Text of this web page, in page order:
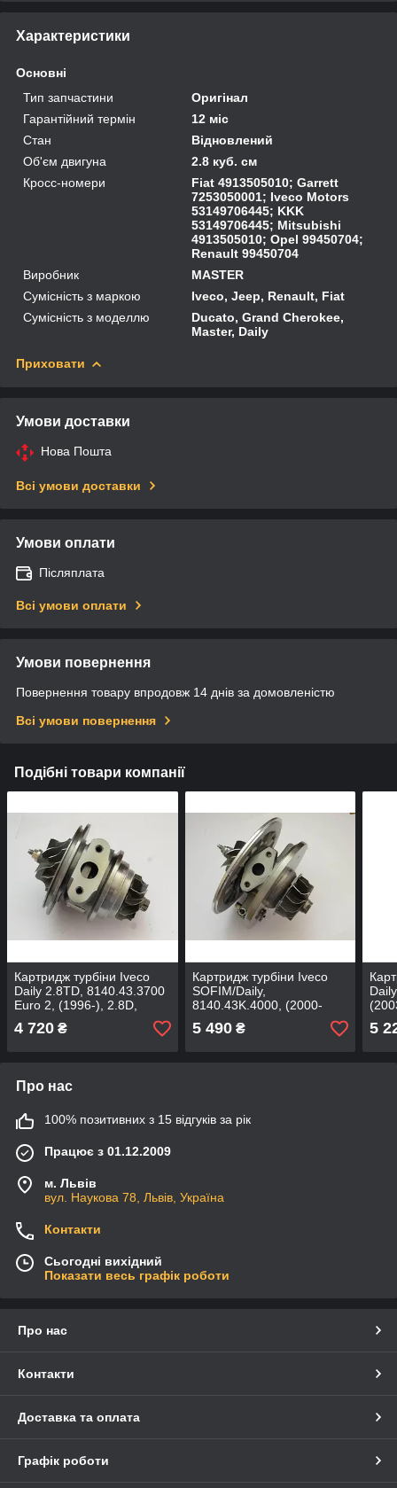
Характеристики
Основні
Тип запчастини
Оригінал
Гарантійний термін
12 міс
Стан
Відновлений
Об'єм двигуна
2.8 куб. см
Кросс-номери
Fiat 4913505010; Garrett
7253050001; Iveco Motors
53149706445; KKK
53149706445; Mitsubishi
4913505010; Opel 99450704;
Renault 99450704
Виробник
MASTER
Сумісність з маркою
Iveco, Jeep, Renault, Fiat
Сумісність з моделлю
Ducato, Grand Cherokee,
Master, Daily
Приховати
Умови доставки
Нова Пошта
Всі умови доставки
Умови оплати
Післяплата
Всі умови оплати
Умови повернення
Повернення товару впродовж 14 днів за домовленістю
Всі умови повернення
Подібні товари компанії
Картридж турбіни Iveco
Daily 2.8TD, 8140.43.3700
Euro 2, (1996-), 2.8D,
90/12249135-05010
4 720 ₴
Картридж турбіни Iveco
SOFIM/Daily,
8140.43K.4000, (2000-
2004), 2.8D 103/140
751758-0001
5 490₴ 5
Про нас
100% позитивних з 15 відгуків за рік
Працює з 01.12.2009
м. Львів
вул. Наукова 78, Львів, Україна
Контакти
Сьогодні вихідний
Показати весь графік роботи
Про нас
Контакти
Доставка та оплата
Графік роботи